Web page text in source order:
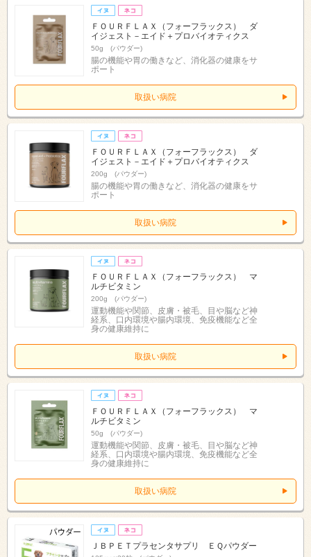
ＦＯＵＲＦＬＡＸ（フォーフラックス） ダ
イジェスト－エイド＋プロバイオティクス
50g (パウダー)
腸の機能や胃の働きなど、消化器の健康をサ
ポート
取扱い病院
ＦＯＵＲＦＬＡＸ（フォーフラックス） ダ
イジェスト－エイド＋プロバイオティクス
200g (パウダー)
腸の機能や胃の働きなど、消化器の健康をサ
ポート
取扱い病院
ＦＯＵＲＦＬＡＸ（フォーフラックス） マ
ルチビタミン
200g (パウダー)
運動機能や関節、皮膚・被毛、目や脳など神
経系、口内環境や腸内環境、免疫機能など全
身の健康維持に
取扱い病院
ＦＯＵＲＦＬＡＸ（フォーフラックス） マ
ルチビタミン
50g (パウダー)
運動機能や関節、皮膚・被毛、目や脳など神
経系、口内環境や腸内環境、免疫機能など全
身の健康維持に
取扱い病院
ＪＢＰＥＴプラセンタサプリ ＥＱパウダー